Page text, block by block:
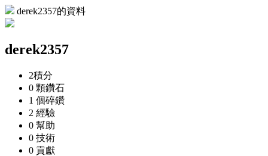
derek2357的資料
derek2357
2積分
0 顆鑽石
1 個碎鑽
2 經驗
0 幫助
0 技術
0 貢獻